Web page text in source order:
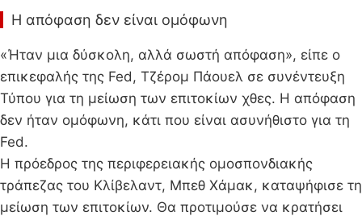
Η απόφαση δεν είναι ομόφωνη
«Ήταν μια δύσκολη, αλλά σωστή απόφαση», είπε ο
επικεφαλής της Fed, Τζέρομ Πάουελ σε συνέντευξη
Τύπου για τη μείωση των επιτοκίων χθες. Η απόφαση
δεν ήταν ομόφωνη, κάτι που είναι ασυνήθιστο για τη
Fed.
Η πρόεδρος της περιφερειακής ομοσπονδιακής
τράπεζας του Κλίβελαντ, Μπεθ Χάμακ, καταψήφισε τη
μείωση των επιτοκίων. Θα προτιμούσε να κρατήσει